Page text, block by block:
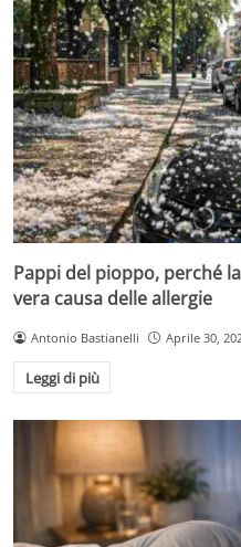
Pappi del pioppo, perché
vera causa delle allergie
Antonio Bastianelli Aprile 30,
Leggi di più